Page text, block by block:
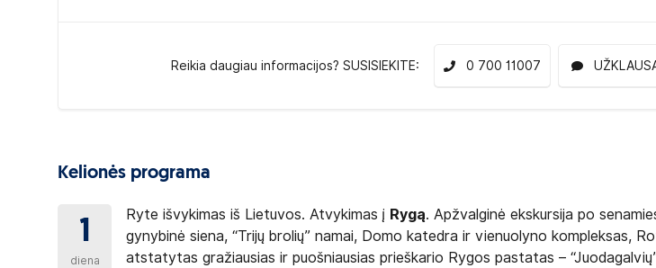
Reikia daugiau informacijos? SUSISIEKITE: 0 700 11007
Kelionės programa
1
diena
Ryte išvykimas iš Lietuvos. Atvykimas į Rygą. Apžvalginė ekskursija po
gynybinė siena, “Trijų brolių” namai, Domo katedra ir vienuolyno kompleksas,
atstatytas gražiausias ir puošniausias prieškario Rygos pastatas –